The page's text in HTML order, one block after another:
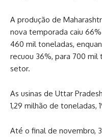
A produção de
nova temporada caiu
460 mil toneladas,
recuou 36%, para 700
setor.
As usinas de Uttar
1,29 milhão de toneladas,
Até o final de novembro,